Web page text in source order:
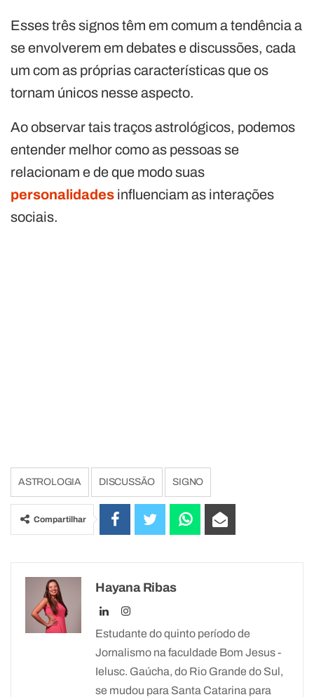
Esses três signos têm em comum a tendência a
se envolverem em debates e discussões, cada
um com as próprias características que os
tornam únicos nesse aspecto.
Ao observar tais traços astrológicos, podemos
entender melhor como as pessoas se
relacionam e de que modo suas
personalidades influenciam as interações
sociais.
ASTROLOGIA DISCUSSÃO SIGNO
Compartilhar
Hayana Ribas
Estudante do quinto período de
Jornalismo na faculdade Bom Jesus -
Ielusc. Gaúcha, do Rio Grande do Sul,
se mudou para Santa Catarina para